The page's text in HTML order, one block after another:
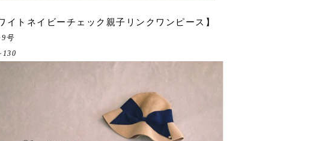
トネイビーチェック親子リンクワンピース】
号